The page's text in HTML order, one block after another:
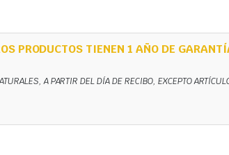
PRODUCTOS TIENEN 1 AÑO DE
A PARTIR DEL DÍA DE RECIBO, EXCEPTO